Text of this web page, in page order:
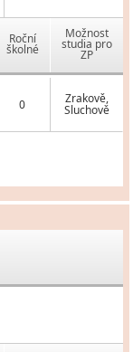
Roční
školné
Možnost
studia pro
ZP
0 Zrakově,
Sluchově